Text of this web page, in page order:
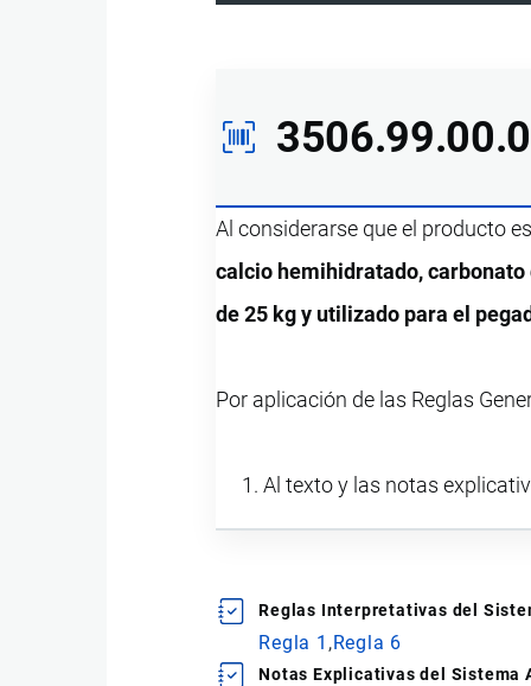
Al considerarse que el producto
calcio hemihidratado,
de 25 kg y utilizado para el
Por aplicación de las Reglas
Al texto y las notas
Reglas Interpretativas del
Regla 1 Regla 6
Notas Explicativas del Sistema